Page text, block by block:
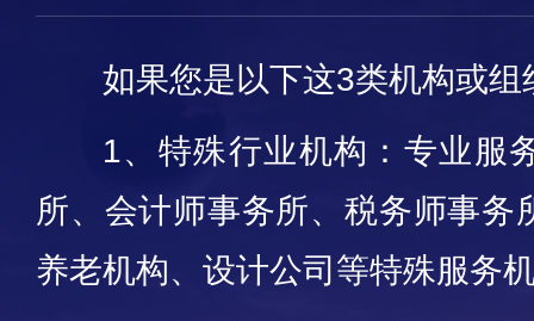
如果您是以下这3类机构或组
1、特殊行业机构：专业服
所、会计师事务所、税务师事务
养老机构、设计公司等特殊服务